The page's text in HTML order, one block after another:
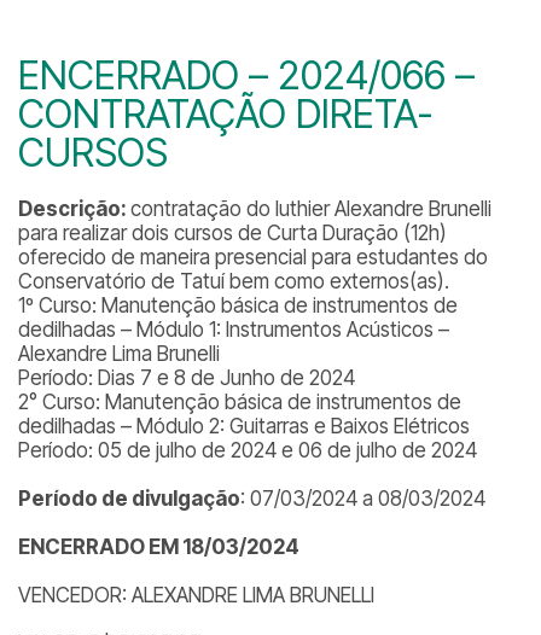
ENCERRADO – 2024/066 –
CONTRATAÇÃO DIRETA-
CURSOS
Descrição: contratação do luthier Alexandre Brunelli
para realizar dois cursos de Curta Duração (12h)
oferecido de maneira presencial para estudantes do
Conservatório de Tatuí bem como externos(as).
1º Curso: Manutenção básica de instrumentos de
dedilhadas – Módulo 1: Instrumentos Acústicos –
Alexandre Lima Brunelli
Período: Dias 7 e 8 de Junho de 2024
2° Curso: Manutenção básica de instrumentos de
dedilhadas – Módulo 2: Guitarras e Baixos Elétricos
Período: 05 de julho de 2024 e 06 de julho de 2024
Período de divulgação: 07/03/2024 a 08/03/2024
ENCERRADO EM 18/03/2024
VENCEDOR: ALEXANDRE LIMA BRUNELLI